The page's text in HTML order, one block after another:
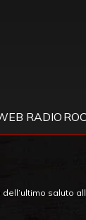
RADIO
saluto